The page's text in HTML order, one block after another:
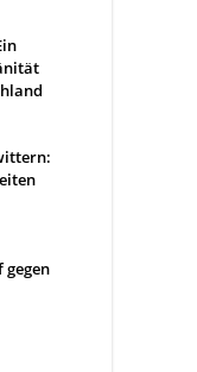
gegen